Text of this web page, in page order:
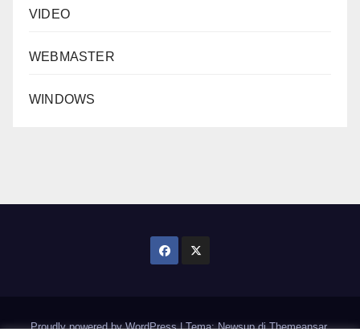
VIDEO
WEBMASTER
WINDOWS
Proudly powered by WordPress|Tema: Newsup diThemeansar.